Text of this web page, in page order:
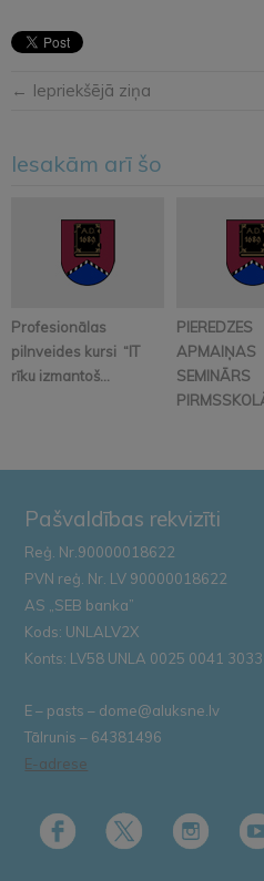
← Iepriekšējā ziņa
Iesakām arī šo
Profesionālas
pilnveides kursi “IT
rīku izmantoš...
PIEREDZES
APMAIŅAS
SEMINĀRS
Pašvaldības rekvizīti
Reģ. Nr.90000018622
PVN reģ. Nr. LV 90000018622
AS „SEB banka”
Kods: UNLALV2X
Konts: LV58 UNLA 0025 0041
E – pasts – dome@aluksne.lv
Tālrunis – 64381496
E-adrese